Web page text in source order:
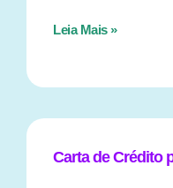
Leia Mais »
Carta de Crédito